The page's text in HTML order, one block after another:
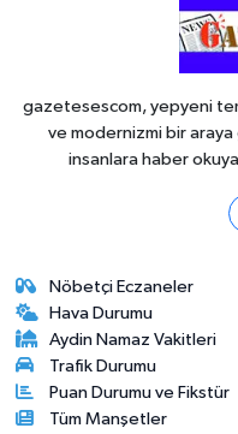
gazetesescom, yepyeni
ve modernizmi bir araya
insanlara haber
Nöbetçi Eczaneler
Hava Durumu
Aydin Namaz Vakitleri
Trafik Durumu
Puan Durumu ve Fikstür
Tüm Manşetler